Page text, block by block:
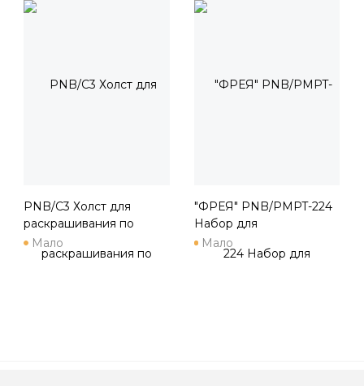
PNB/C3 Холст для
раскрашивания по
номерам 40 х 30 см СК/
№11 "На улицах города"
Мало
"ФРЕЯ" PNB/PMPT-224
Набор для
раскрашивания по
номерам ( с поталью )
Мало